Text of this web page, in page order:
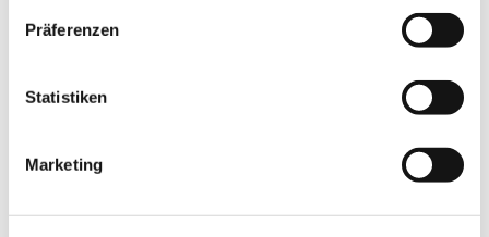
Präferenzen
Statistiken
Marketing
mit HP
Deutschsprechende örtliche Reiseleitung
·Eintritte und Besichtigungen